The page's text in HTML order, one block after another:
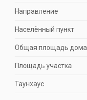
Направление
Населённый пункт
Общая площадь дома
Площадь участка
Таунхаус